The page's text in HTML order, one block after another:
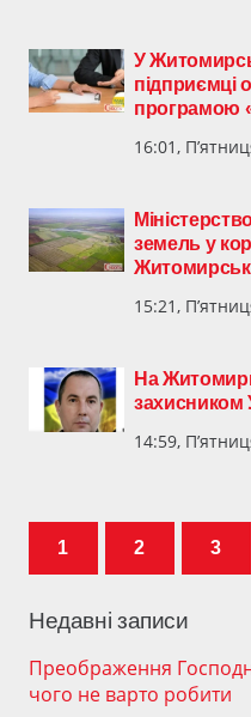
У
підприємці
програмою
16:01,
земель у
15:21,
На
захисником
14:59,
1 2 3
Недавні записи
Преображення
чого не варто робити